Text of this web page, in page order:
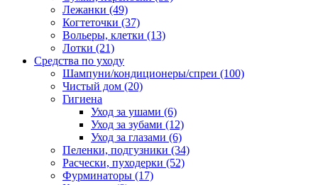
Лежанки (49)
Когтеточки (37)
Вольеры, клетки (13)
Лотки (21)
Средства по уходу
Шампуни/кондиционеры/спреи (100)
Чистый дом (20)
Гигиена
Уход за ушами (6)
Уход за зубами (12)
Уход за глазами (6)
Пеленки, подгузники (34)
Расчески, пуходерки (52)
Фурминаторы (17)